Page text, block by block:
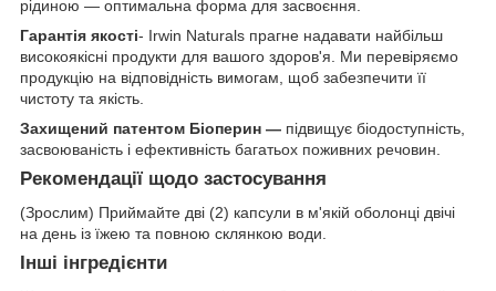
рідиною — оптимальна форма для засвоєння.
Гарантія якості- Irwin Naturals прагне надавати найбільш
високоякісні продукти для вашого здоров'я. Ми перевіряємо
продукцію на відповідність вимогам, щоб забезпечити її
чистоту та якість.
Захищений патентом Біоперин — підвищує біодоступність,
засвоюваність і ефективність багатьох поживних речовин.
Рекомендації щодо застосування
(Зрослим) Приймайте дві (2) капсули в м'якій оболонці двічі
на день із їжею та повною склянкою води.
Інші інгредієнти